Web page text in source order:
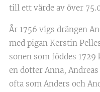
till ett värde av över
År 1756 vigs drängen
med pigan Kerstin
sonen som föddes 1729
en dotter Anna,
ofta som Anders och